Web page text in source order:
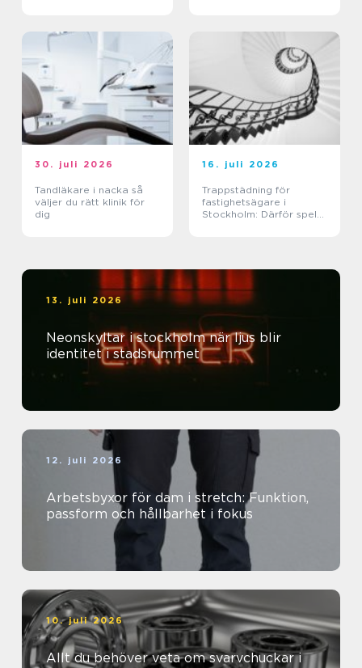
30. juli 2026
Tandläkare i nacka så
väljer du rätt klinik för
dig
16. juli 2026
Trappstädning för
fastighetsägare i
Stockholm: Därför spelar
13. juli 2026
Neonskyltar i stockholm när ljus blir
identitet i stadsrummet
12. juli 2026
Arbetsbyxor för dam i stretch: Funktion,
passform och hållbarhet i fokus
10. juli 2026
Allt du behöver veta om svarvchuckar i